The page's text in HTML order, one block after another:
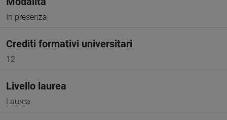
In presenza
Crediti formativi universitari
12
Livello laurea
Laurea